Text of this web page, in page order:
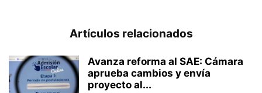
Artículos relacionados
Avanza reforma al SAE: Cámara
aprueba cambios y envía
proyecto al...